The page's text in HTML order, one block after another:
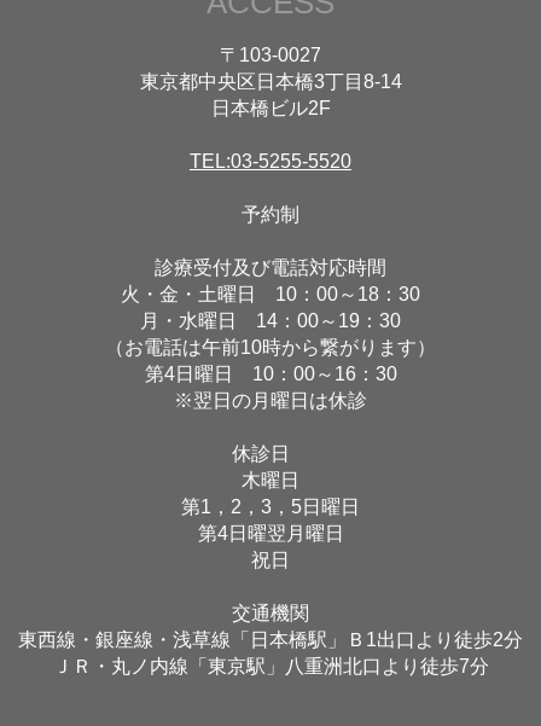
〒103-0027
東京都中央区日本橋3丁目8-14
日本橋ビル2F
TEL:03-5255-5520
予約制
診療受付及び電話対応時間
火・金・土曜日 10：00～18：30
月・水曜日 14：00～19：30
（お電話は午前10時から繋がります）
第4日曜日 10：00～16：30
※翌日の月曜日は休診
休診日
木曜日
第1，2，3，5日曜日
第4日曜翌月曜日
祝日
交通機関
東西線・銀座線・浅草線「日本橋駅」Ｂ1出口より徒歩2分
ＪＲ・丸ノ内線「東京駅」八重洲北口より徒歩7分